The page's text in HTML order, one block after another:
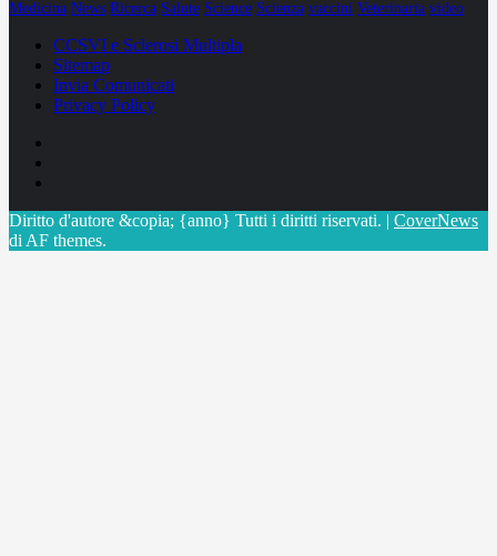
Medicina News Ricerca Salute Science Scienza vaccini Veterinaria video
CCSVI e Sclerosi Multipla
Sitemap
Invia Comunicati
Privacy Policy
Diritto d'autore &copia; {anno} Tutti i diritti riservati. | CoverNews
di AF themes.